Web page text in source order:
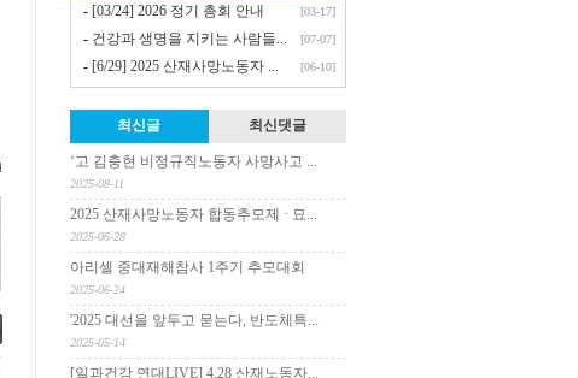
- [03/24] 2026 정기 총회 안내 [03-17]
- 건강과 생명을 지키는 사람들... [07-07]
- [6/29] 2025 산재사망노동자 ... [06-10]
최신글 최신댓글
‘고 김충현 비정규직노동자 사망사고 ...
2025-08-11
2025 산재사망노동자 합동추모제 · 묘...
2025-06-28
아리셀 중대재해참사 1주기 추모대회
2025-06-24
'2025 대선을 앞두고 묻는다, 반도체특...
2025-05-14
[일과건강 연대LIVE] 4.28 산재노동자...